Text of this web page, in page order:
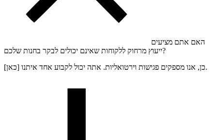
האם אתם מציעים
ייעוץ מרחוק ללקוחות שאינם יכולים לבקר בחנות שלכם?
כן, אנו מספקים פגישות וירטואליות. אתה יכול לקבוע אחד איתנו [כאן].